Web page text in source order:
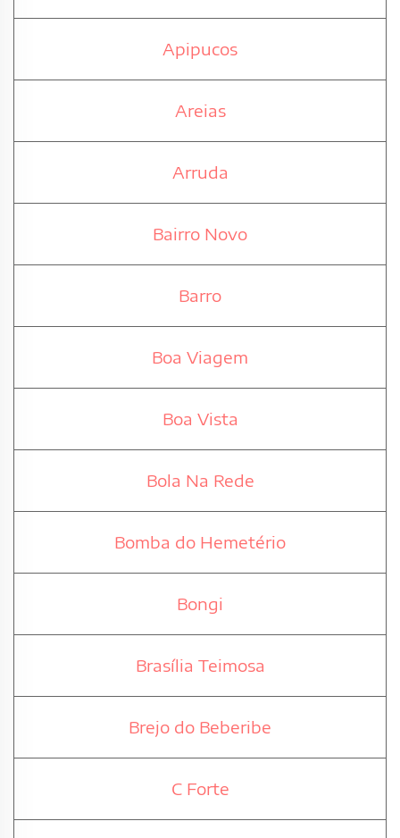
Apipucos
Areias
Arruda
Bairro Novo
Barro
Boa Viagem
Boa Vista
Bola Na Rede
Bomba do Hemetério
Bongi
Brasília Teimosa
Brejo do Beberibe
C Forte